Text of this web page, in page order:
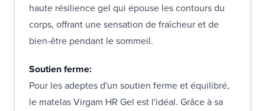
haute résilience gel qui épouse les contours du
corps, offrant une sensation de fraîcheur et de
bien-être pendant le sommeil.
Soutien ferme:
Pour les adeptes d'un soutien ferme et équilibré,
le matelas Virgam HR Gel est l'idéal. Grâce à sa